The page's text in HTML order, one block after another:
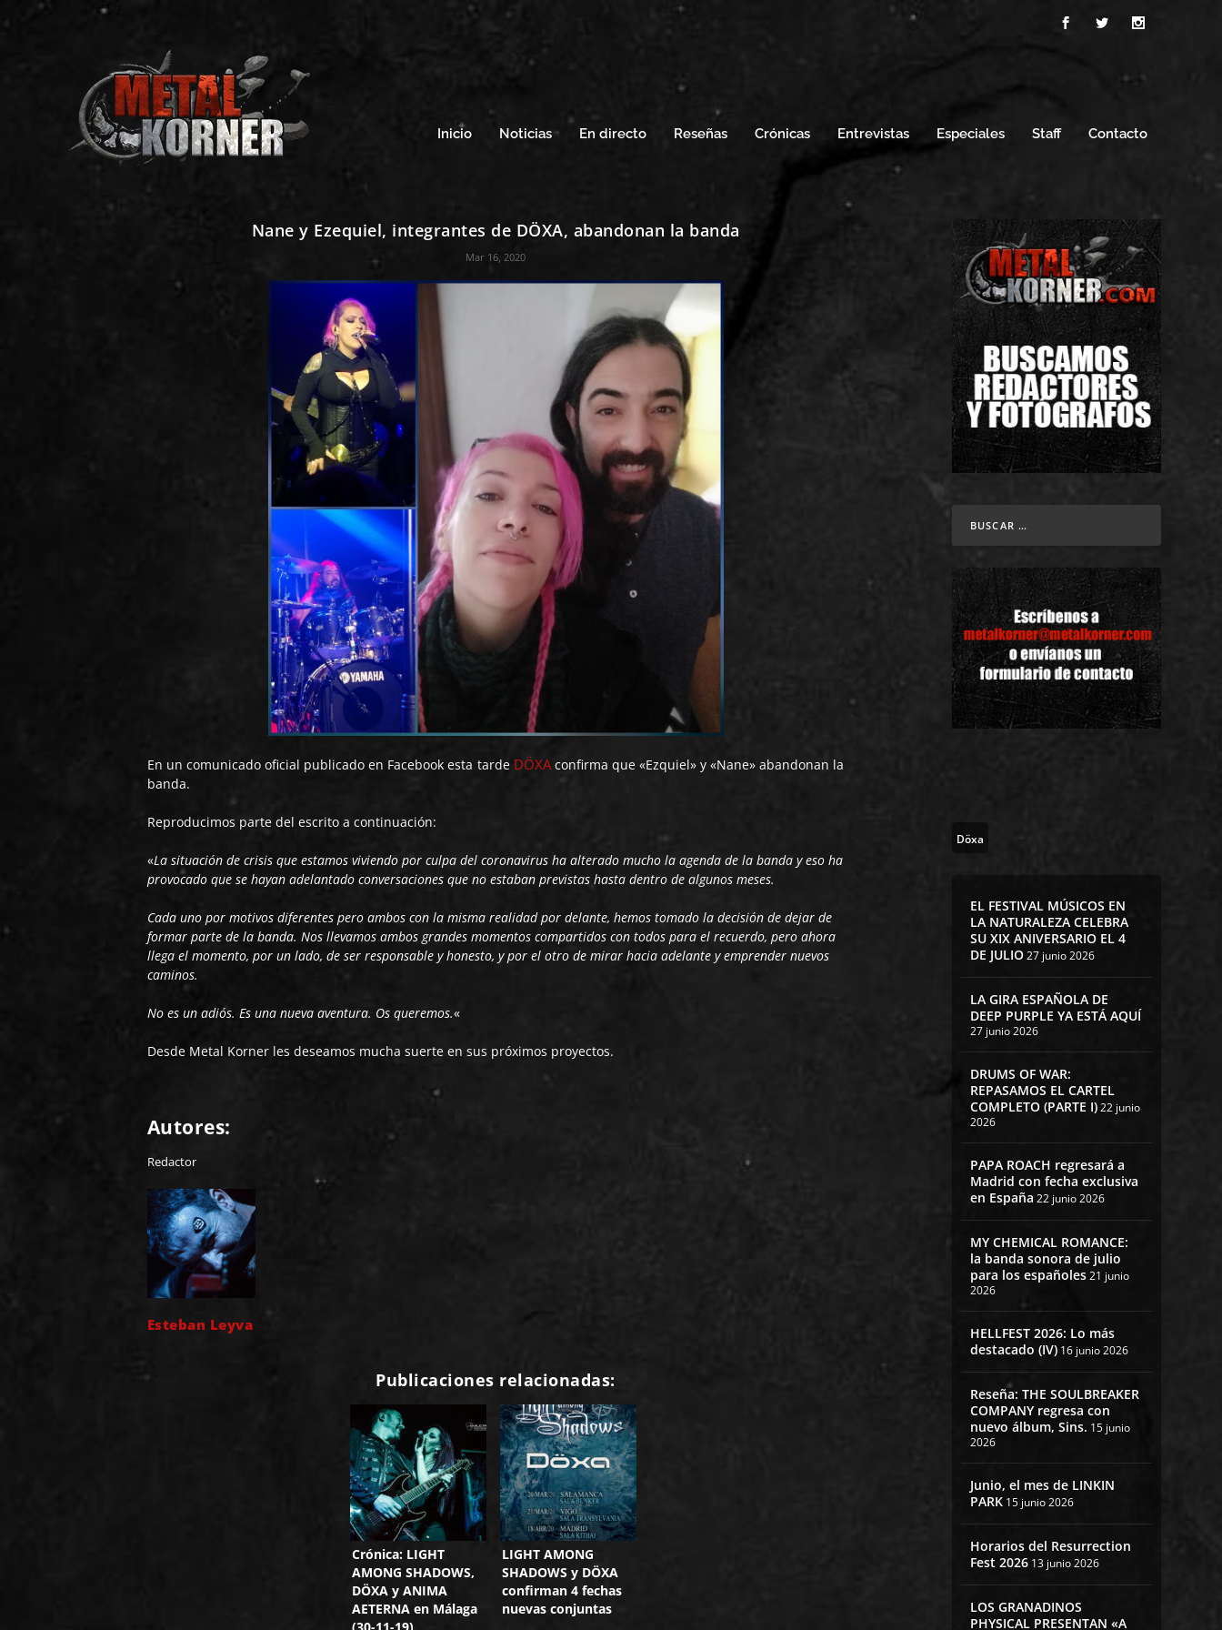
Inicio Noticias En directo Reseñas Crónicas Entrevistas Especiales Staff Contacto
Nane y Ezequiel, integrantes de DÖXA, abandonan la banda
Mar 16, 2020
En un comunicado oficial publicado en Facebook esta tarde DÖXAconfirma que «Ezquiel» y «Nane» abandonan la
banda.
Reproducimos parte del escrito a continuación:
«La situación de crisis que estamos viviendo por culpa del coronavirus ha alterado mucho la agenda de la banda y eso ha
provocado que se hayan adelantado conversaciones que no estaban previstas hasta dentro de algunos meses.
Cada uno por motivos diferentes pero ambos con la misma realidad por delante, hemos tomado la decisión de dejar de
formar parte de la banda. Nos llevamos ambos grandes momentos compartidos con todos para el recuerdo, pero ahora
llega el momento, por un lado, de ser responsable y honesto, y por el otro de mirar hacia adelante y emprender nuevos
caminos.
No es un adiós. Es una nueva aventura. Os queremos.«
Desde Metal Korner les deseamos mucha suerte en sus próximos proyectos.
Autores:
Redactor
Esteban Leyva
Publicaciones relacionadas:
Crónica: LIGHT
AMONG SHADOWS,
DÖXA y ANIMA
AETERNA en Málaga
(30-11-19)
LIGHT AMONG
SHADOWS y DÖXA
confirman 4 fechas
nuevas conjuntas
Döxa
EL FESTIVAL MÚSICOS EN
LA NATURALEZA CELEBRA
SU XIX ANIVERSARIO EL 4
DE JULIO27 junio 2026
LA GIRA ESPAÑOLA DE
DEEP PURPLE YA ESTÁ AQUÍ
27 junio 2026
DRUMS OF WAR:
REPASAMOS EL CARTEL
COMPLETO (PARTE I)22 junio
2026
PAPA ROACH regresará a
Madrid con fecha exclusiva
en España 22 junio 2026
MY CHEMICAL ROMANCE:
la banda sonora de julio
para los españoles21 junio
2026
HELLFEST 2026: Lo más
destacado (IV) 16 junio 2026
Reseña: THE SOULBREAKER
COMPANY regresa con
nuevo álbum, Sins. 15 junio
2026
Junio, el mes de LINKIN
PARK 15 junio 2026
Horarios del Resurrection
Fest 2026 13 junio 2026
LOS GRANADINOS
PHYSICAL PRESENTAN «A